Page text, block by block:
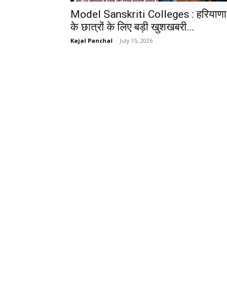
Model Sanskriti Colleges : हरियाणा
के छात्रों के लिए बड़ी खुशखबरी...
Kajal Panchal - July 15, 2026